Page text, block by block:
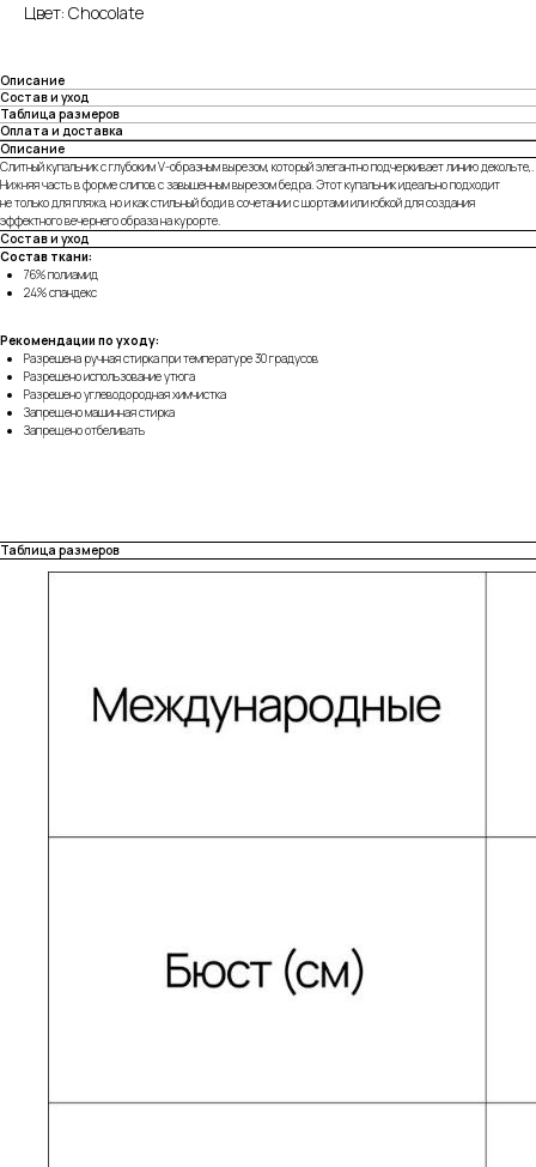
Цвет: Chocolate
Описание
Состав и уход
Таблица размеров
Оплата и доставка
Описание
Слитный купальник с глубоким V-образным вырезом, который элегантно подчеркивает линию декольте,.
Нижняя часть в форме слипов с завышенным вырезом бедра. Этот купальник идеально подходит
не только для пляжа, но и как стильный боди в сочетании с шортами или юбкой для создания
эффектного вечернего образа на курорте.
Состав и уход
Состав ткани:
76% полиамид
24% спандекс
Рекомендации по уходу:
Разрешена ручная стирка при температуре 30 градусов
Разрешено использование утюга
Разрешено углеводородная химчистка
Запрещено машинная стирка
Запрещено отбеливать
Таблица размеров